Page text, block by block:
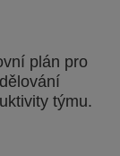
plán pro
týmu.